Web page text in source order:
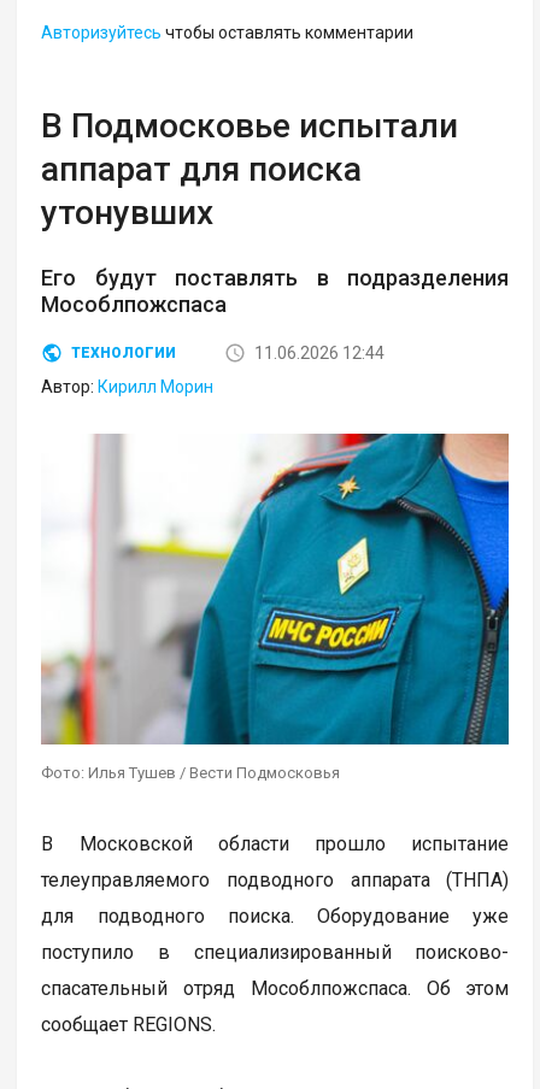
Авторизуйтесь чтобы оставлять комментарии
В Подмосковье испытали
аппарат для поиска
утонувших
Его будут поставлять в подразделения
Мособлпожспаса
ТЕХНОЛОГИИ
11.06.2026 12:44
Автор: Кирилл Морин
Фото: Илья Тушев / Вести Подмосковья
В Московской области прошло испытание
телеуправляемого подводного аппарата (ТНПА)
для подводного поиска. Оборудование уже
поступило в специализированный поисково-
спасательный отряд Мособлпожспаса. Об этом
сообщает REGIONS.